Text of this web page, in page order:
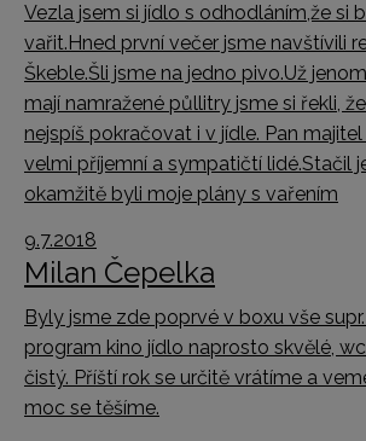
Vezla jsem si jídlo s odhodláním,že si
vařit.Hned první večer jsme navštívili
Škeble.Šli jsme na jedno pivo.Už
mají namražené půllitry jsme si řekli,
nejspíš pokračovat i v jídle. Pan
velmi příjemní a sympatičtí lidé.Stačil
okamžitě byli moje plány s vařením
9.7.2018
Milan Čepelka
Byly jsme zde poprvé v boxu vše
program kino jídlo naprosto skvělé,
čistý. Příští rok se určitě vrátíme a
moc se těšíme.